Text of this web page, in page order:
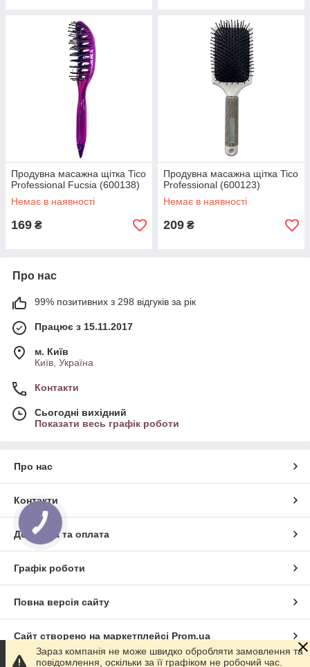
Продувна масажна щітка Tico
Professional Fucsia (600138)
Немає в наявності
169 ₴
Продувна масажна щітка Tico
Professional (600123)
Немає в наявності
209 ₴
Про нас
99% позитивних з 298 відгуків за рік
Працює з 15.11.2017
м. Київ
Київ, Україна
Контакти
Сьогодні вихідний
Показати весь графік роботи
Про нас
Контакти
Доставка та оплата
Графік роботи
Повна версія сайту
Сайт створено на маркетплейсі Prom.ua
Зараз компанія не може швидко обробляти замовлення та
повідомлення, оскільки за її графіком не робочий час.
КНОПКА
ЗВ'ЯЗКУ